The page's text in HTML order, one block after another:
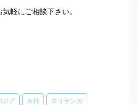
軽にご相談下さい。
ジア カ行 スリランカ